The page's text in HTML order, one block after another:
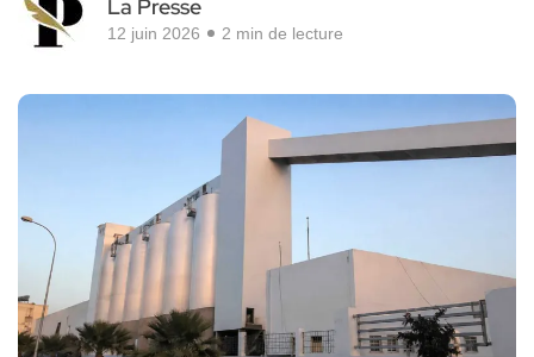
La Presse
12 juin 2026 2 min de lecture